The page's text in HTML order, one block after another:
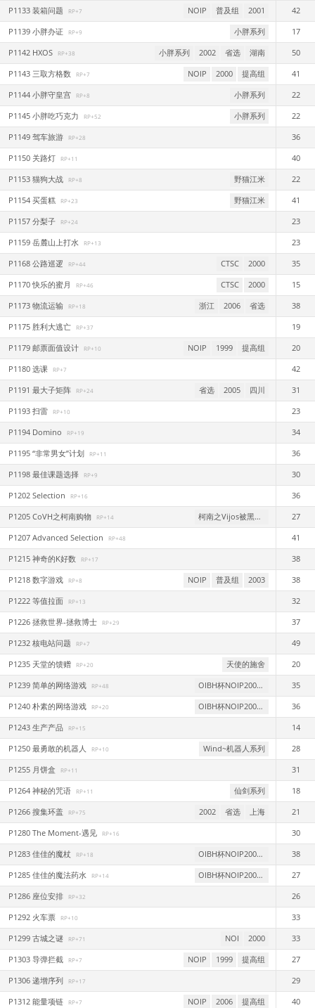
P1133 装箱问题 RP+7 NOIP 普及组 2001 42
P1139 小胖办证 RP+9 小胖系列 17
P1142 HXOS RP+38 小胖系列 2002 省选 湖南 50
P1143 三取方格数 RP+7 NOIP 2000 提高组 41
P1144 小胖守皇宫 RP+8 小胖系列 22
P1145 小胖吃巧克力 RP+52 小胖系列 22
P1149 驾车旅游 RP+28 36
P1150 关路灯 RP+11 40
P1153 猫狗大战 RP+8 野猫江米 22
P1154 买蛋糕 RP+23 野猫江米 41
P1157 分梨子 RP+24 23
P1159 岳麓山上打水 RP+13 23
P1168 公路巡逻 RP+44 CTSC 2000 35
P1170 快乐的蜜月 RP+46 CTSC 2000 15
P1173 物流运输 RP+18 浙江 2006 省选 38
P1175 胜利大逃亡 RP+37 19
P1179 邮票面值设计 RP+10 NOIP 1999 提高组 20
P1180 选课 RP+7 42
P1191 最大子矩阵 RP+24 省选 2005 四川 31
P1193 扫雷 RP+10 23
P1194 Domino RP+19 34
P1195 “非常男女”计划 RP+11 36
P1198 最佳课题选择 RP+9 30
P1202 Selection RP+16 36
P1205 CoVH之柯南购物 RP+14 柯南之Vijos被黑事件 27
P1207 Advanced Selection RP+48 41
P1215 神奇的K好数 RP+17 38
P1218 数字游戏 RP+8 NOIP 普及组 2003 38
P1222 等值拉面 RP+13 32
P1226 拯救世界-拯救博士 RP+29 37
P1232 核电站问题 RP+7 49
P1235 天堂的馈赠 RP+20 天使的施舍 20
P1239 简单的网络游戏 RP+48 OIBH杯NOIP2006模拟赛 35
P1240 朴素的网络游戏 RP+20 OIBH杯NOIP2006模拟赛 36
P1243 生产产品 RP+15 14
P1250 最勇敢的机器人 RP+10 Wind~机器人系列 28
P1255 月饼盒 RP+11 31
P1264 神秘的咒语 RP+11 仙剑系列 18
P1266 搜集环盖 RP+75 2002 省选 上海 21
P1280 The Moment-遇见 RP+16 30
P1283 佳佳的魔杖 RP+18 OIBH杯NOIP2006第二次模拟赛 38
P1285 佳佳的魔法药水 RP+14 OIBH杯NOIP2006第二次模拟赛 27
P1286 座位安排 RP+32 26
P1292 火车票 RP+10 33
P1299 古城之谜 RP+71 NOI 2000 33
P1303 导弹拦截 RP+7 NOIP 1999 提高组 27
P1306 递增序列 RP+17 29
P1312 能量项链 RP+7 NOIP 2006 提高组 40